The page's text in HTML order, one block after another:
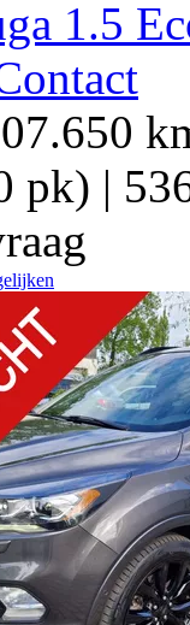
1.5
pk) |